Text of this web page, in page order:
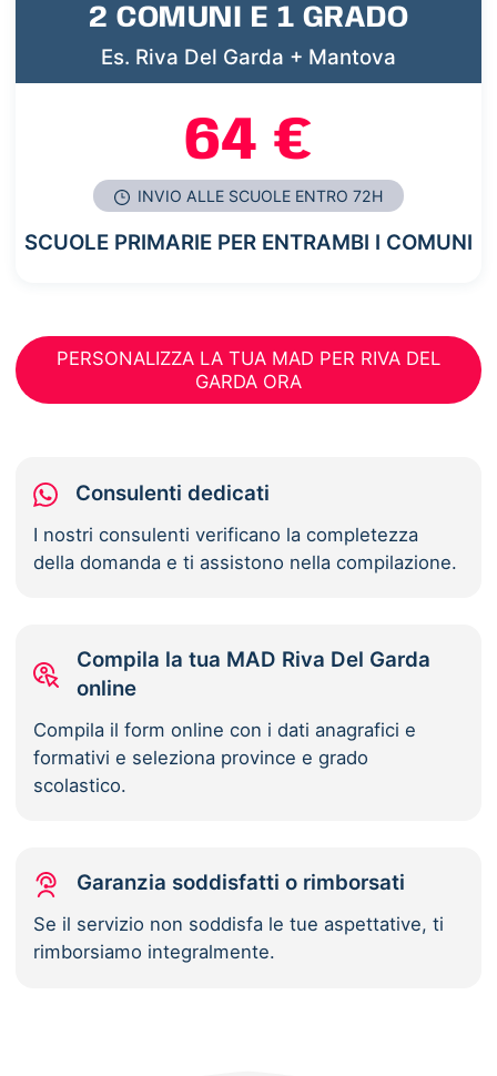
2 COMUNI E 1 GRADO
Es. Riva Del Garda + Mantova
64 €
INVIO ALLE SCUOLE ENTRO 72H
SCUOLE PRIMARIE PER ENTRAMBI I COMUNI
PERSONALIZZA LA TUA MAD PER RIVA DEL
GARDA ORA
Consulenti dedicati
I nostri consulenti verificano la completezza
della domanda e ti assistono nella compilazione.
Compila la tua MAD Riva Del Garda
online
Compila il form online con i dati anagrafici e
formativi e seleziona province e grado
scolastico.
Garanzia soddisfatti o rimborsati
Se il servizio non soddisfa le tue aspettative, ti
rimborsiamo integralmente.